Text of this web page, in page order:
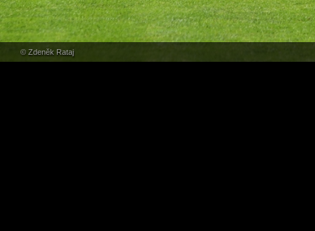
© Zdeněk Rataj